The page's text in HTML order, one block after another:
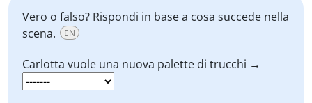
Vero o falso? Rispondi in base a cosa succede nella
scena.
EN
Carlotta vuole una nuova palette di trucchi →